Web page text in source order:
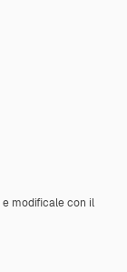
e modificale con il